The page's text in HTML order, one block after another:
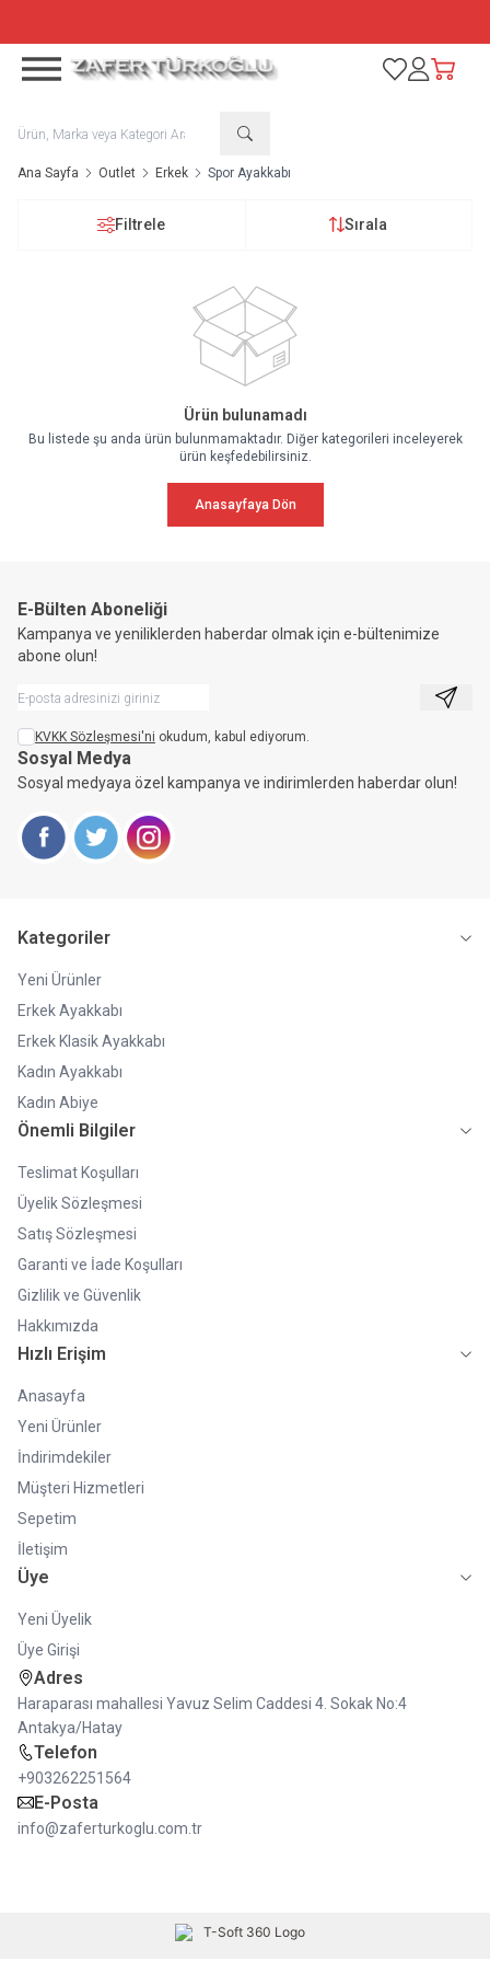
Favorilerim
Hesabım
Sepetim
Ana Sayfa Outlet Erkek Spor Ayakkabı
Filtrele Sırala
Ürün bulunamadı
Bu listede şu anda ürün bulunmamaktadır. Diğer kategorileri inceleyerek
ürün keşfedebilirsiniz.
Anasayfaya Dön
E-Bülten Aboneliği
Kampanya ve yeniliklerden haberdar olmak için e-bültenimize
abone olun!
Kayıt
KVKK Sözleşmesi'ni okudum, kabul ediyorum.
Sosyal Medya
Sosyal medyaya özel kampanya ve indirimlerden haberdar olun!
FacebookTwitterInstagram
Kategoriler
Yeni Ürünler
Erkek Ayakkabı
Erkek Klasik Ayakkabı
Kadın Ayakkabı
Kadın Abiye
Önemli Bilgiler
Teslimat Koşulları
Üyelik Sözleşmesi
Satış Sözleşmesi
Garanti ve İade Koşulları
Gizlilik ve Güvenlik
Hakkımızda
Hızlı Erişim
Anasayfa
Yeni Ürünler
İndirimdekiler
Müşteri Hizmetleri
Sepetim
İletişim
Üye
Yeni Üyelik
Üye Girişi
Adres
Haraparası mahallesi Yavuz Selim Caddesi 4. Sokak No:4
Antakya/Hatay
Telefon
+903262251564
E-Posta
info@zaferturkoglu.com.tr